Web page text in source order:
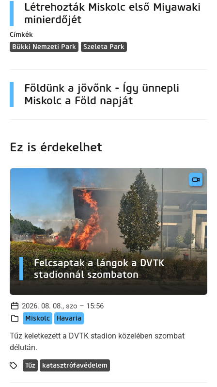
Létrehozták Miskolc első Miyawaki
minierdőjét
Címkék
Bükki Nemzeti Park
Szeleta Park
Földünk a jövőnk - Így ünnepli
Miskolc a Föld napját
Ez is érdekelhet
Felcsaptak a lángok a DVTK
stadionnál szombaton
2026. 08. 08., szo – 15:56
Miskolc Havaria
Tűz keletkezett a DVTK stadion közelében szombat
délután.
Tűz katasztrófavédelem